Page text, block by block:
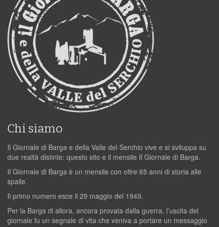
Chi siamo
Il Giornale di Barga e della Valle del Serchio vive e si sviluppa su
due realtà distinte: questo sito e il mensile Il Giornale di Barga.
Il Giornale di Barga è un mensile con oltre 65 anni di storia alle
spalle.
Il primo numero esce il 29 maggio del 1949.
Per la Barga di allora, ancora provata dalla guerra, l’uscita del
giornale fu un segnale di vita che veniva a portare un messaggio